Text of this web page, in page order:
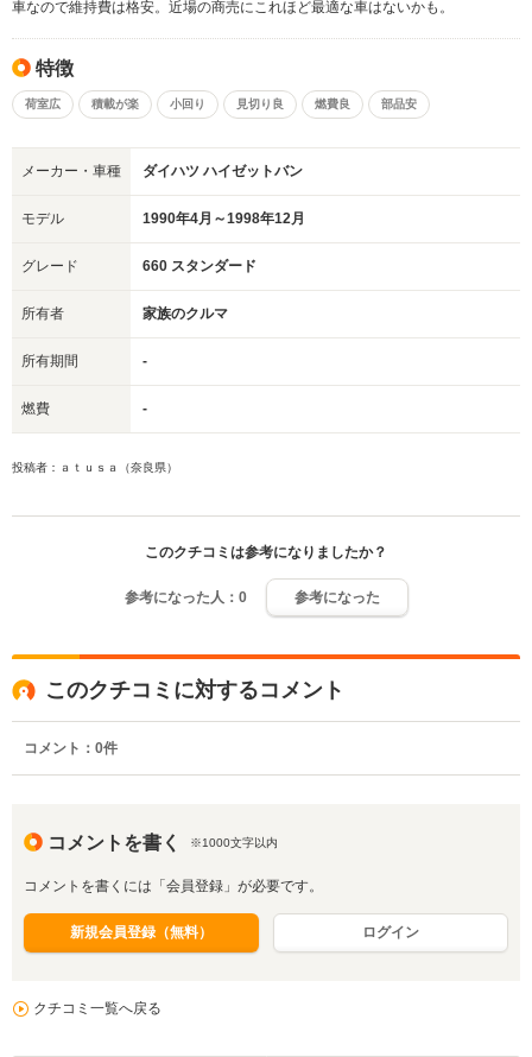
車なので維持費は格安。近場の商売にこれほど最適な車はないかも。
特徴
荷室広 積載が楽 小回り 見切り良 燃費良 部品安
メーカー・車種 ダイハツ ハイゼットバン
モデル 1990年4月～1998年12月
グレード 660 スタンダード
所有者 家族のクルマ
所有期間 -
燃費 -
投稿者：ａｔｕｓａ（奈良県）
このクチコミは参考になりましたか？
参考になった人： 0 参考になった
このクチコミに対するコメント
コメント： 0件
コメントを書く ※1000文字以内
コメントを書くには「会員登録」が必要です。
新規会員登録（無料） ログイン
クチコミ一覧へ戻る